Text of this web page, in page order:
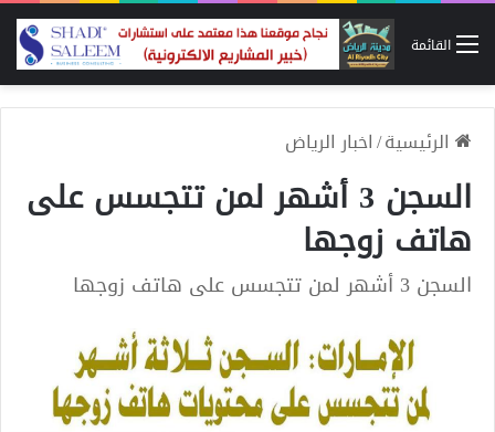
القائمة
الرئيسية/اخبار الرياض
السجن 3 أشهر لمن تتجسس على
هاتف زوجها
السجن 3 أشهر لمن تتجسس على هاتف زوجها